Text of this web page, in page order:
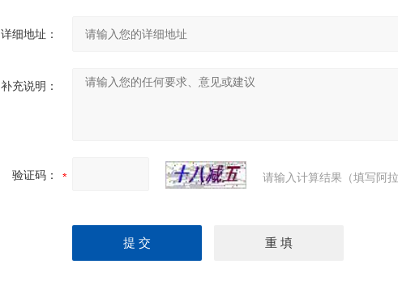
详细地址：
补充说明：
验证码： 请输入计算结果（填写阿